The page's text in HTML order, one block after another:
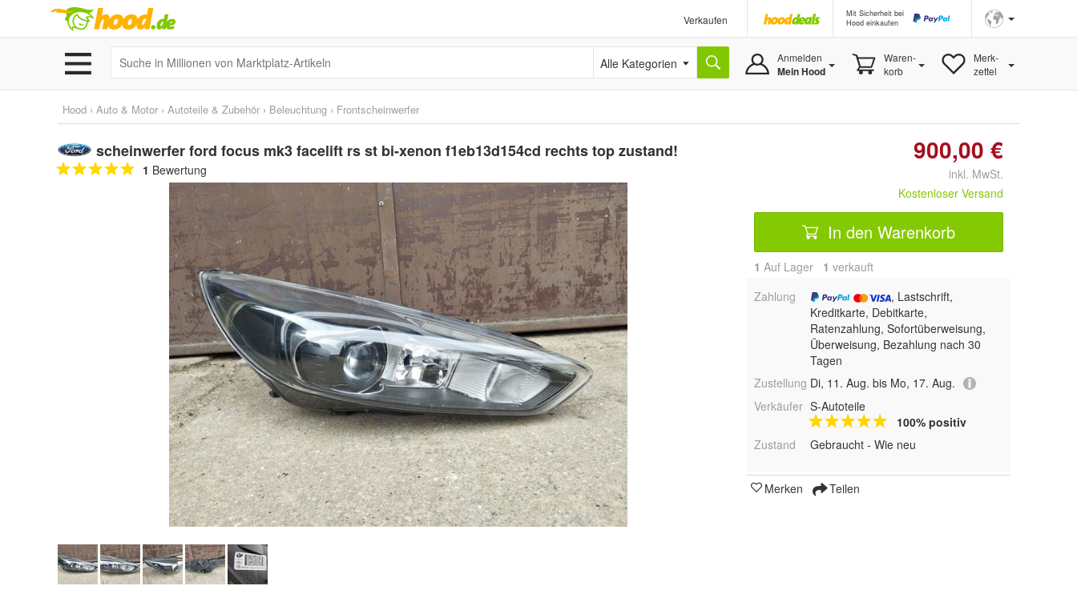
Verkaufen
Mit Sicherheit bei
Hood einkaufen
Alle Kategorien Anmelden
Mein Hood
Waren-
korb
Merk-
zettel
Hood › Auto & Motor › Autoteile & Zubehör › Beleuchtung › Frontscheinwerfer
scheinwerfer ford focus mk3 facelift rs st bi-xenon f1eb13d154cd rechts top zustand!
1 Bewertung
900,00 €
inkl. MwSt.
Kostenloser Versand
In den Warenkorb
1 Auf Lager 1 verkauft
Zahlung
, Lastschrift,
Kreditkarte, Debitkarte,
Ratenzahlung, Sofortüberweisung,
Überweisung, Bezahlung nach 30
Tagen
Zustellung Di, 11. Aug. bis Mo, 17. Aug.
Verkäufer S-Autoteile
100% positiv
Zustand
Gebraucht - Wie neu
Merken Teilen